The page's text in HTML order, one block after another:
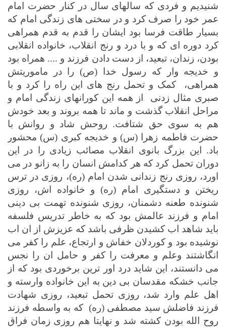
شنیدیم و فردی که سالهای سال در کنار حضرت امام
عمر خود را صرف کرد و در سختی های زندگی امام که
بسیار طاقت فرسا بود ایشان را قدم به قدم همراهی
کرد دوره ای که و با درد و رنج انقلاب، خانواده انقلابی
بودن، زندان، تبعید، از دست دادن فرزند و .... همراه بود
و خدیجه وار که رسول خدا (ص) را در ماموریتش
همراهی،
کمک و تحمل رنج های این راه را کرد و با
صبری مثال زدنی
از همه این کورانهای زندگی امام و
مراحل انقلاب گذشت و ماند تا همه بروند و بعد خودش
هم به سوی حق شتافت. روحش شاد و روانش با
حضرت فاطمه زهرا (س) و خدیجه کبری (س) محشور
باد. این بزرگ بانوی انقلاب مصائب زیادی را در این
دوران تحمل کرد که هر کدامش انسان را به زانو در می
اورد، روزی رنج زندانی شدن امام (ره)، روزی در ترس
ریختن و دستگیری امام (ره) و خانواده اش، روزی
شنونده طعنه دشمنان، روزی شنونده تهمت بی دینی
امام و فرزند عالمش بود که به خاطر تدریس فلسفه
باید شاهد اب کشیدن ظرفی باشد که عزیزش از ان اب
نوشیده بود و کوردلان خفاش و ارتجاع، علم را کفر می
انگاشتند وعلم و معرفت را کفر و حامل ان را نجس
می دانستند، این شاید درد اور ترین برخوردی بود که از
جانب خشکه مقدسان بی دین به این خانواده وارسته و
اهل علم وارد شد، روزی تحمل تبعید، روزی شهادت
فرزند فاضلش سید مصطفی (ره) که به واسطه فرزند
روح الله بودن کشته شد و نهایتا هم روزی زمان فراق